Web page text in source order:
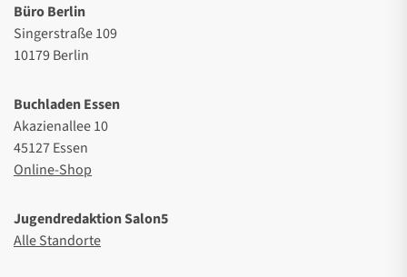
Büro Berlin
Singerstraße 109
10179 Berlin
Buchladen Essen
Akazienallee 10
45127 Essen
Online-Shop
Jugendredaktion Salon5
Alle Standorte